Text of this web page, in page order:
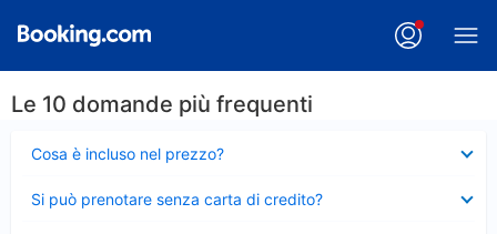
Le 10 domande più frequenti
Cosa è incluso nel prezzo?
chiuso
Si può prenotare senza carta di credito?
chiuso